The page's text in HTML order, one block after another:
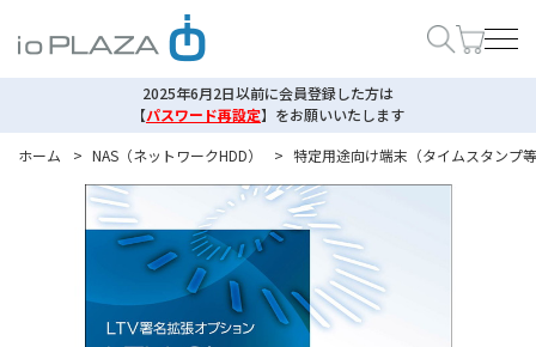
2025年6月2日以前に会員登録した方は
【パスワード再設定】 をお願いいたします
ホーム
> NAS（ネットワークHDD） > 特定用途向け端末（タイムスタンプ